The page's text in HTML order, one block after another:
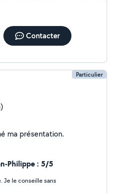
Contacter
Particulier
Je n'ai pas encore renseigné ma présentation.
Philippe : 5/5
Je le conseille sans